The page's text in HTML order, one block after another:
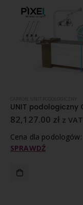
82,127.00 zł z VAT
Cena dla podologów:
SPRAWDŹ